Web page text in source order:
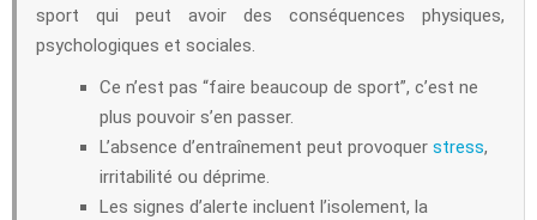
sport qui peut avoir des conséquences physiques,
psychologiques et sociales.
Ce n’est pas “faire beaucoup de sport”, c’est ne
plus pouvoir s’en passer.
L’absence d’entraînement peut provoquer stress,
irritabilité ou déprime.
Les signes d’alerte incluent l’isolement, la